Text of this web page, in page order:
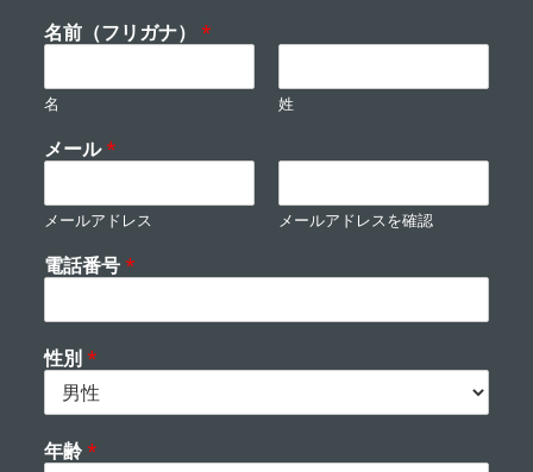
名前（フリガナ） *
名 姓
メール*
メールアドレス メールアドレスを確認
電話番号*
性別*
年齢*